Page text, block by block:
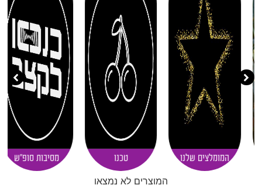
המומלצים שלנו טכנו מסיבות סופ"ש
המוצרים לא נמצאו